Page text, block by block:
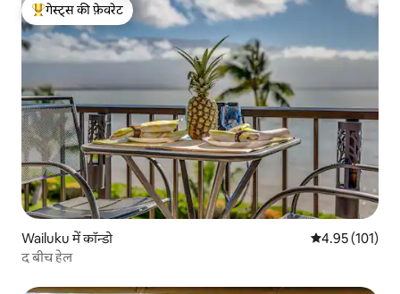
गेस्ट्स का टॉप फ़ेवरेट
गेस्ट्स की फ़ेवरेट
Wailuku में कॉन्डो औसत रेटिंग 5 में से
4.95 (101)
द बीच हेल